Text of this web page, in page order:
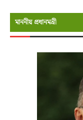
মাননীয় প্রধানমন্রী